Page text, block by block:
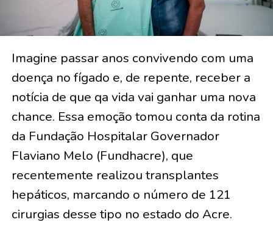
Imagine passar anos convivendo com uma
doença no fígado e, de repente, receber a
notícia de que qa vida vai ganhar uma nova
chance. Essa emoção tomou conta da rotina
da Fundação Hospitalar Governador
Flaviano Melo (Fundhacre), que
recentemente realizou transplantes
hepáticos, marcando o número de 121
cirurgias desse tipo no estado do Acre.